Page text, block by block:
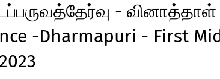
-
-Dharmapuri - First